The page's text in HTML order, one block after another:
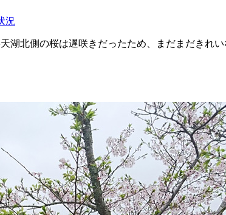
湖北側の桜は遅咲きだったため、まだまだきれ